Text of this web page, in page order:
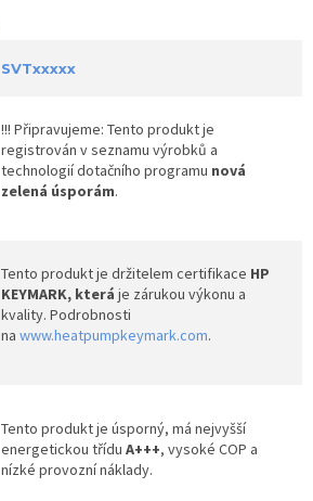
SVTxxxxx
!!! Připravujeme: Tento produkt je
registrován v seznamu výrobků a
technologií dotačního programu nová
zelená úsporám.
Tento produkt je držitelem certifikace HP
KEYMARK, která je zárukou výkonu a
kvality. Podrobnosti
na www.heatpumpkeymark.com.
Tento produkt je úsporný, má nejvyšší
energetickou třídu A+++, vysoké COP a
nízké provozní náklady.